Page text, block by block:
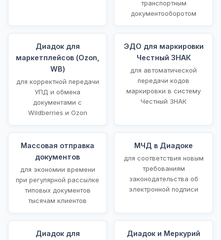
транспортным
документооборотом
Диадок для
маркетплейсов (Ozon,
WB)
для корректной передачи
УПД и обмена
документами с
Wildberries и Ozon
ЭДО для маркировки
Честный ЗНАК
для автоматической
передачи кодов
маркировки в систему
Честный ЗНАК
Массовая отправка
документов
для экономии времени
при регулярной рассылке
типовых документов
тысячам клиентов
МЧД в Диадоке
для соответствия новым
требованиям
законодательства об
электронной подписи
Диадок для
Диадок и Меркурий